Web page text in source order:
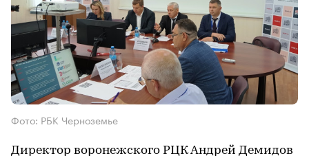
Фото: РБК Черноземье
Директор воронежского РЦК Андрей Демидов